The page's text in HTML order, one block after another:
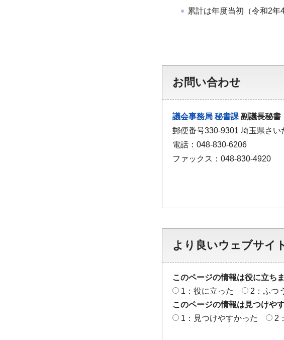
累計は年度当初（令和2年
お問い合わせ
議会事務局 秘書課 副議長秘書
郵便番号330-9301 埼玉県さ
電話：048-830-6206
ファックス：048-830-4920
より良いウェブサイ
このページの情報は役に立ち
1：役に立った
2：ふつ
このページの情報は見つけや
1：見つけやすかった
2